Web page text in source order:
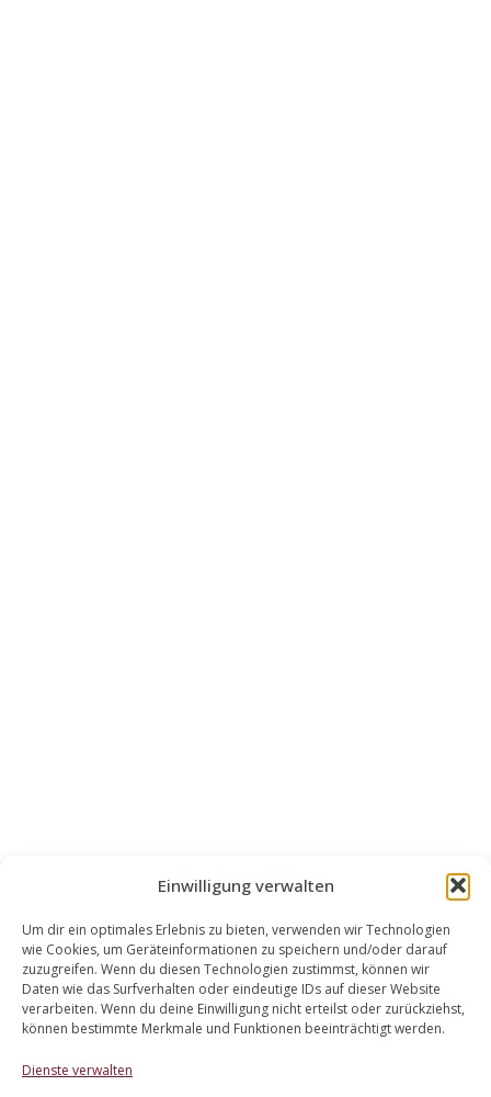
Einwilligung verwalten
Um dir ein optimales Erlebnis zu bieten, verwenden wir Technologien
wie Cookies, um Geräteinformationen zu speichern und/oder darauf
zuzugreifen. Wenn du diesen Technologien zustimmst, können wir
Daten wie das Surfverhalten oder eindeutige IDs auf dieser Website
verarbeiten. Wenn du deine Einwilligung nicht erteilst oder zurückziehst,
können bestimmte Merkmale und Funktionen beeinträchtigt werden.
Dienste verwalten
WALEK RECHTSANWÄLT​​E
Bachstraße 13
56727 Mayen
02651 98 900